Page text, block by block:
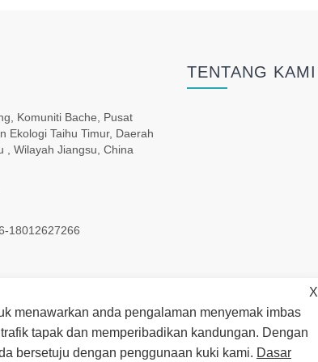
X
menawarkan anda pengalaman menyemak imbas
tapak dan memperibadikan kandungan. Dengan
bersetuju dengan penggunaan kuki kami. Dasar
Komuniti Bache, Pusat
Ekologi Taihu Timur, Daerah
, Wilayah Jiangsu, China
18012627266
TENTANG KAMI